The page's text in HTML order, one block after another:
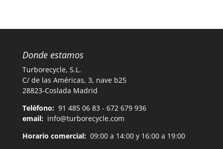
Donde estamos
Turborecycle, S.L.
C/ de las Américas, 3, nave b25
28823-Coslada Madrid
Teléfono: 91 485 06 83 - 672 679 936
email: info@turborecycle.com
Horario comercial:09:00 a 14:00 y 16:00 a 19:00